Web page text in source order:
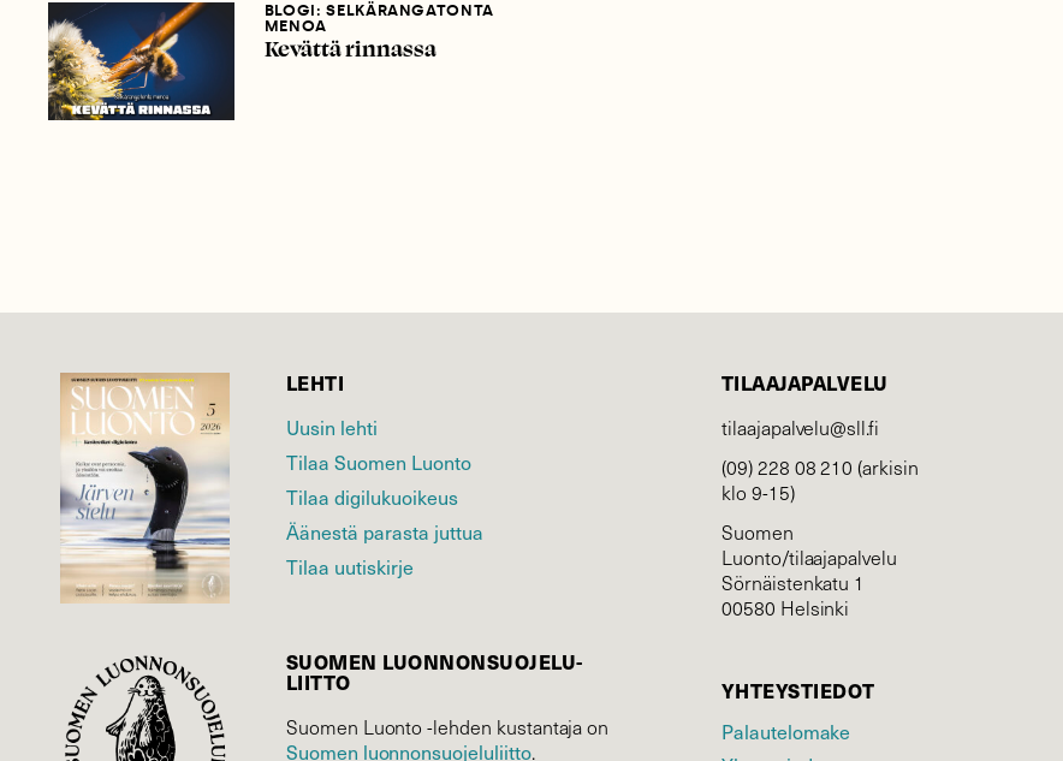
BLOGI: SELKÄRANGATONTA
MENOA
Kevättä rinnassa
LEHTI
Uusin lehti
Tilaa Suomen Luonto
Tilaa digilukuoikeus
Äänestä parasta juttua
Tilaa uutiskirje
SUOMEN LUONNON­SUOJELU­
LIITTO
Suomen Luonto -lehden kustantaja on
Suomen luonnonsuojelu­liitto.
TILAAJAPALVELU
tilaajapalvelu@sll.fi
(09) 228 08 210 (arkisin
klo 9-15)
Suomen
Luonto/tilaajapalvelu
Sörnäistenkatu 1
00580 Helsinki
YHTEYSTIEDOT
Palautelomake